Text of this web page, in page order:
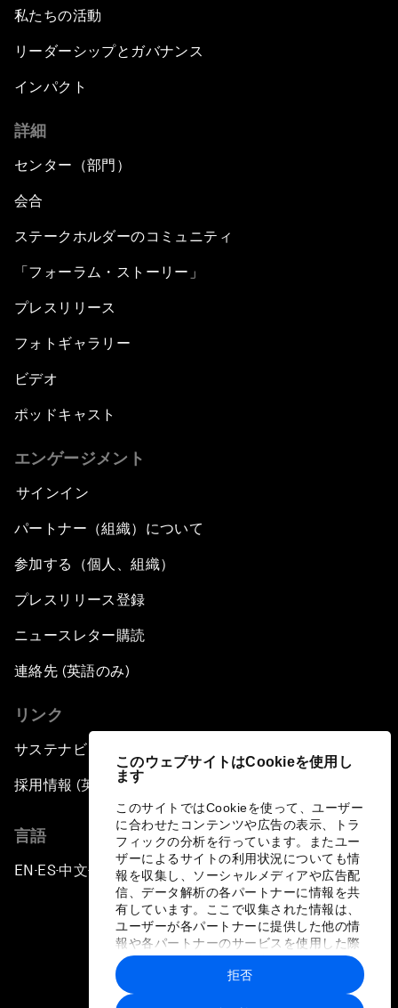
このウェブサイトはCookieを使用し
ます
このサイトではCookieを使って、ユーザー
に合わせたコンテンツや広告の表示、トラ
フィックの分析を行っています。またユー
ザーによるサイトの利用状況についても情
報を収集し、ソーシャルメディアや広告配
信、データ解析の各パートナーに情報を共
有しています。ここで収集された情報は、
ユーザーが各パートナーに提供した他の情
報や各パートナーのサービスを使用した際
に収集された情報と組み合わされ、各パー
トナーによって使用されることがありま
す。
拒否
私たちの活動
リーダーシップとガバナンス
インパクト
詳細
センター（部門）
会合
ステークホルダーのコミュニティ
「フォーラム・ストーリー」
プレスリリース
フォトギャラリー
ビデオ
ポッドキャスト
エンゲージメント
サインイン
パートナー（組織）について
参加する（個人、組織）
プレスリリース登録
ニュースレター購読
連絡先 (英語のみ)
リンク
サステナビリティへの取り組み
採用情報 (英語のみ)
言語
EN ▪ ES▪中文▪ 日本語
プライバシーポリシーと利用規約